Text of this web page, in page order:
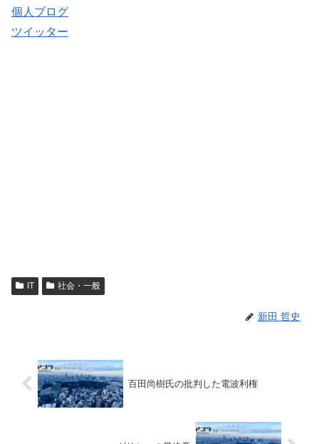
個人ブログ
ツイッター
IT 社会・一般
新田 哲史
百田尚樹氏の批判した電波利権